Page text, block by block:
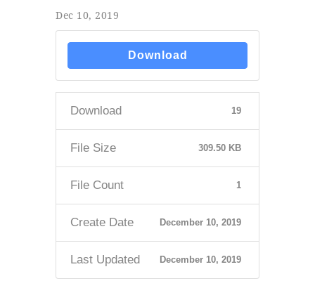
Dec 10, 2019
Download
Download 19
File Size 309.50 KB
File Count 1
Create Date December 10, 2019
Last Updated December 10, 2019